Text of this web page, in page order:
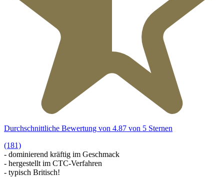
Durchschnittliche Bewertung von 4.87 von 5 Sternen
(181)
- dominierend kräftig im Geschmack
- hergestellt im CTC-Verfahren
- typisch Britisch!